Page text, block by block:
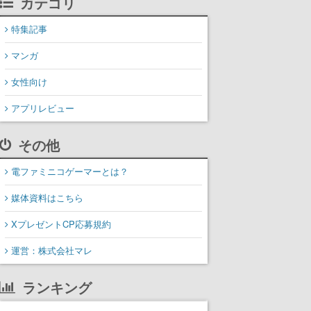
特集記事
マンガ
女性向け
アプリレビュー
その他
電ファミニコゲーマーとは？
媒体資料はこちら
XプレゼントCP応募規約
運営：株式会社マレ
ランキング